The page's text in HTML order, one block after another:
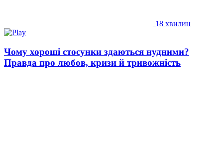
18 хвилин
Чому хороші стосунки здаються нудними?
Правда про любов, кризи й тривожність